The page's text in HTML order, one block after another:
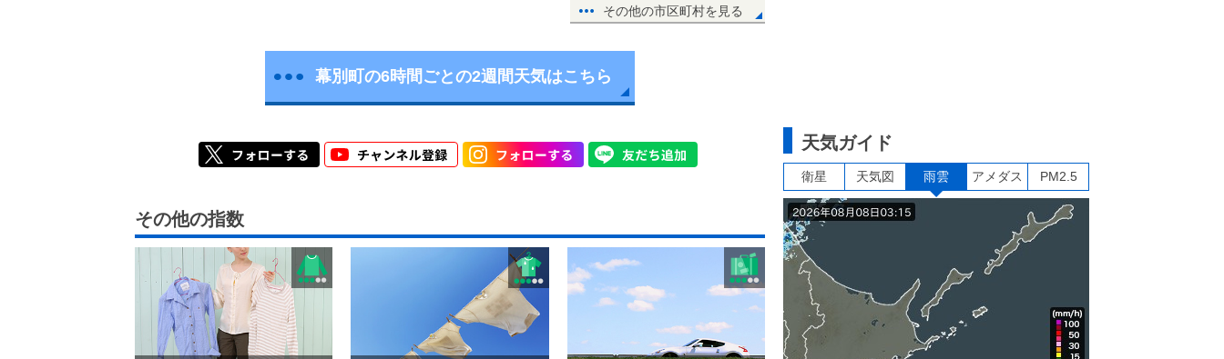
その他の市区町村を見る
幕別町の6時間ごとの2週間天気はこちら
その他の指数
天気ガイド
衛星 天気図 雨雲 アメダス PM2.5